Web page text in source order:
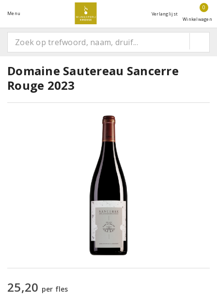
Menu Verlanglijst
0
Winkelwagen
Domaine Sautereau Sancerre
Rouge 2023
25,20 per fles